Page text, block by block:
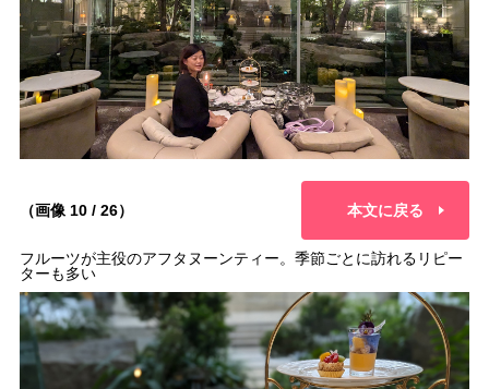
（画像 10 / 26） 本文に戻る
フルーツが主役のアフタヌーンティー。季節ごとに訪れるリピー
ターも多い